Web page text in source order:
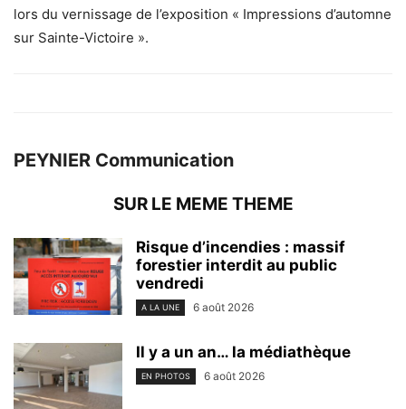
lors du vernissage de l’exposition « Impressions d’automne
sur Sainte-Victoire ».
PEYNIER Communication
SUR LE MEME THEME
Risque d’incendies : massif
forestier interdit au public
vendredi
A LA UNE 6 août 2026
Il y a un an… la médiathèque
EN PHOTOS 6 août 2026